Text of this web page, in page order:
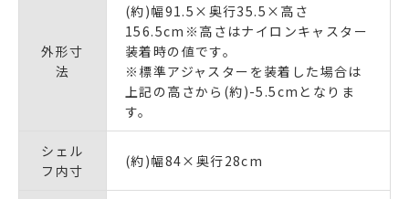
外形寸
法
(約)幅91.5×奥行35.5×高さ
156.5cm※高さはナイロンキャスター
装着時の値です。
※標準アジャスターを装着した場合は
上記の高さから(約)-5.5cmとなりま
す。
シェル
フ内寸
(約)幅84×奥行28cm